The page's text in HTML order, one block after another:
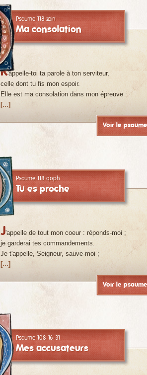
Psaume 118 zain
Ma consolation
Rappelle-toi ta parole à ton serviteur,
celle dont tu fis mon espoir.
Elle est ma consolation dans mon épreuve :
[...]
Voir le psaume
Psaume 118 qoph
Tu es proche
J'appelle de tout mon coeur : réponds-moi ;
je garderai tes commandements.
Je t'appelle, Seigneur, sauve-moi ;
[...]
Voir le psaume
Psaume 108 16-31
Mes accusateurs